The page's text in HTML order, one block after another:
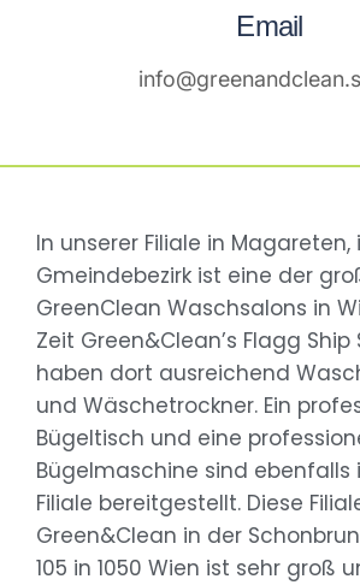
Email
In unserer Filiale in Magareten,
Gmeindebezirk ist eine der
GreenClean Waschsalons in
Zeit Green&Clean’s Flagg Ship
haben dort ausreichend
und Wäschetrockner. Ein
Bügeltisch und eine
Bügelmaschine sind ebenfalls
Filiale bereitgestellt. Diese
Green&Clean in der
105 in 1050 Wien ist sehr groß